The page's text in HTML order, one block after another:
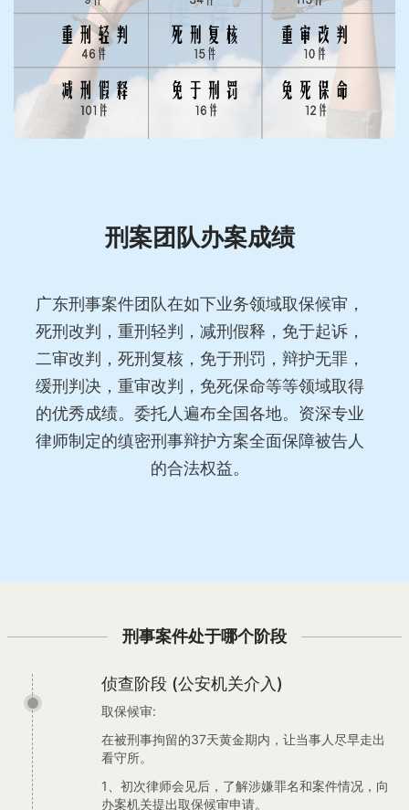
刑案团队办案成绩
广东刑事案件团队在如下业务领域取保候审，
死刑改判，重刑轻判，减刑假释，免于起诉，
二审改判，死刑复核，免于刑罚，辩护无罪，
缓刑判决，重审改判，免死保命等等领域取得
的优秀成绩。委托人遍布全国各地。资深专业
律师制定的缜密刑事辩护方案全面保障被告人
的合法权益。
刑事案件处于哪个阶段
侦查阶段 (公安机关介入)
取保候审:
在被刑事拘留的37天黄金期内，让当事人尽早走出
看守所。
1、初次律师会见后，了解涉嫌罪名和案件情况，向
办案机关提出取保候审申请。